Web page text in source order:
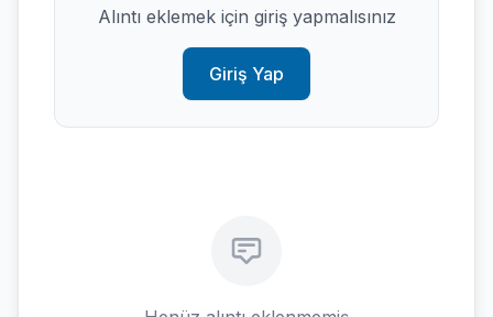
Alıntı eklemek için giriş yapmalısınız
Giriş Yap